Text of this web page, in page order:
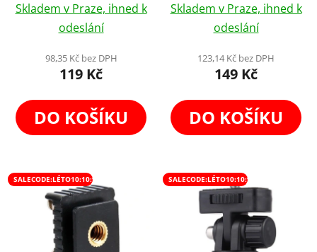
Skladem v Praze, ihned k
odeslání
98,35 Kč bez DPH
119 Kč
DO KOŠÍKU
Skladem v Praze, ihned k
odeslání
123,14 Kč bez DPH
149 Kč
DO KOŠÍKU
SALECODE:LÉTO10:10:% SALECODE:LÉTO10:10:%
Tvoříme obsah,
který vásvystřelí .
Novinky, tipy a inspirace ze světa content tvorby,